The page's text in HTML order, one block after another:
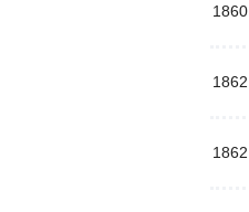
1860
1862
1862